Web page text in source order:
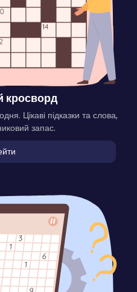
кросворд
Цікаві підказки та слова,
запас.